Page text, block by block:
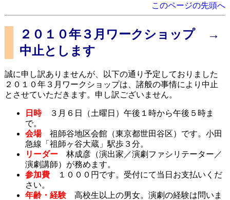
このページの先頭へ
２０１０年３月ワークショップ →
中止とします
誠に申し訳ありませんが、以下の通り予定しておりました
２０１０年３月ワークショップは、諸般の事情により中止
とさせていただきます。申し訳ございません。
日時３月６日（土曜日）午後１時から午後５時ま
で。
会場祖師谷地区会館（東京都世田谷区）です。小田
急線「祖師ヶ谷大蔵」駅歩３分。
リーダー林成彦（演出家／演劇ファシリテーター／
演劇講師）が務めます。
参加費１０００円です。受付にて当日お支払いくだ
さい。
年齢・経験高校生以上の男女。演劇の経験は問いま